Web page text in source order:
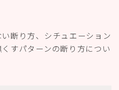
断り方、シチュエーション
すパターンの断り方につい